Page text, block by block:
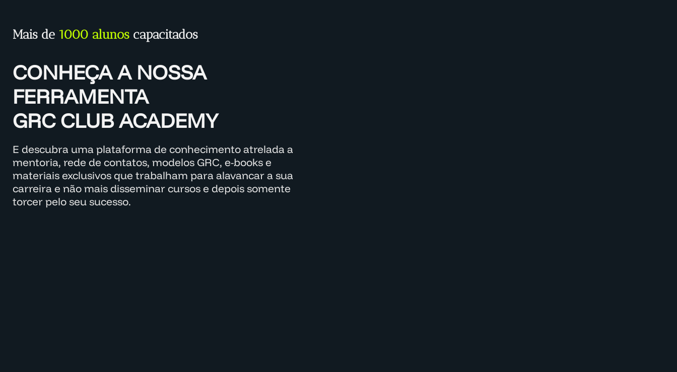
Mais de 1000 alunos capacitados
CONHEÇA A NOSSA
FERRAMENTA
GRC CLUB ACADEMY
E descubra uma plataforma de conhecimento atrelada a
mentoria, rede de contatos, modelos GRC, e-books e
materiais exclusivos que trabalham para alavancar a sua
carreira e não mais disseminar cursos e depois somente
torcer pelo seu sucesso.